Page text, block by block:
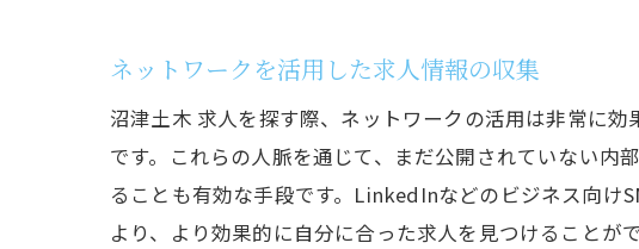
効率的な沼
オン
面接
ネッ
ネットワークを活用した求人情報の収集
沼津土木 求人を探す際、ネットワークの活用は非常に
です。これらの人脈を通じて、まだ公開されていない内
ることも有効な手段です。LinkedInなどのビジネス向け
より、より効果的に自分に合った求人を見つけること